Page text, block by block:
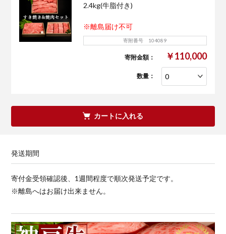
2.4kg(牛脂付き)
※離島届け不可
寄附番号 104089
寄附金額： ￥110,000
数量：
カートに入れる
発送期間
寄付金受領確認後、1週間程度で順次発送予定です。
※離島へはお届け出来ません。